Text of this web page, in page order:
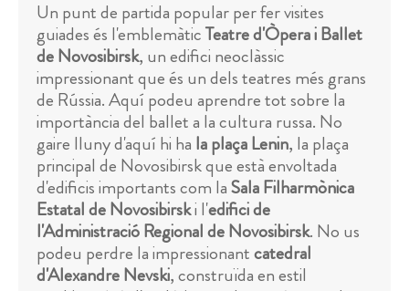
Un punt de partida popular per fer visites
guiades és l'emblemàticTeatre d'Òpera i Ballet
de Novosibirsk, un edifici neoclàssic
impressionant que és un dels teatres més grans
de Rússia. Aquí podeu aprendre tot sobre la
importància del ballet a la cultura russa. No
gaire lluny d'aquí hi ha la plaça Lenin, la plaça
principal de Novosibirsk que està envoltada
d'edificis importants com laSala Filharmònica
Estatal de Novosibirski l'edifici de
l'Administració Regional de Novosibirsk. No us
podeu perdre la impressionantcatedral
d'Alexandre Nevski, construïda en estil